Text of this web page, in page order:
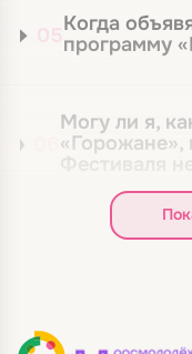
05Когда
программу
Могу ли я,
Фестиваля
Как
Могу ли я,